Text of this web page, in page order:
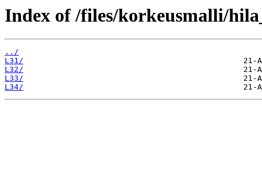
Index of /files/korkeusmalli/
../
L31/
L32/
L33/
L34/